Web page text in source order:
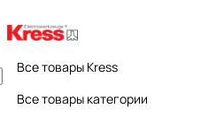
Все товары Kress
Все товары категории